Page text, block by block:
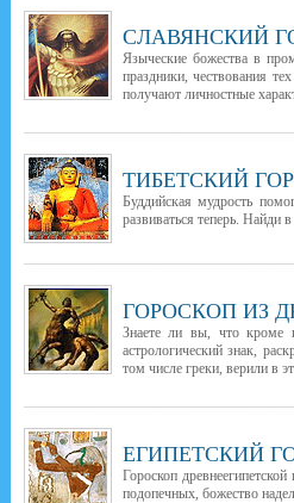
СЛАВЯНСКИЙ
Языческие божества в
праздники, чествования
получают личностные
ТИБЕТСКИЙ
Буддийская мудрость
развиваться теперь. Найди
ГОРОСКОП ИЗ
Знаете ли вы, что кроме
астрологический знак,
том числе греки, верили в
ЕГИПЕТСКИЙ
Гороскоп
подопечных, божество